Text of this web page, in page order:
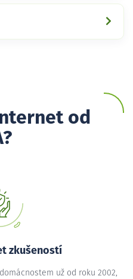
od
zkušeností
už od roku 2002,